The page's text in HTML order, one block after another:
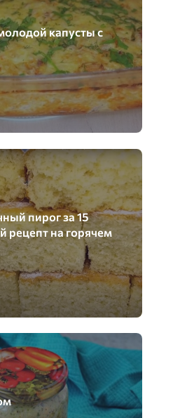
капусты с
пирог за 15
рецепт на горячем